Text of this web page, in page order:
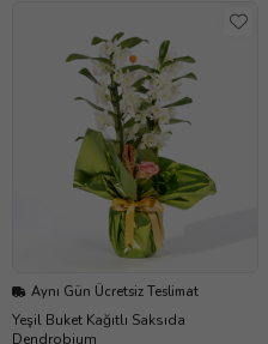
Aynı Gün Ücretsiz Teslimat
Yeşil Buket Kağıtlı Saksıda
Dendrobium